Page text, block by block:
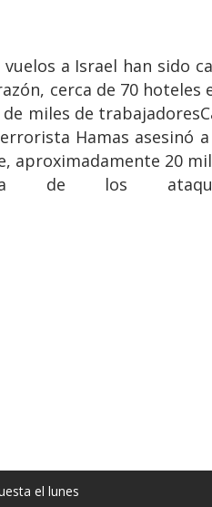
a Israel han sido
cerca de 70 hoteles
miles de
Hamas asesinó
aproximadamente 20
de los
el lunes